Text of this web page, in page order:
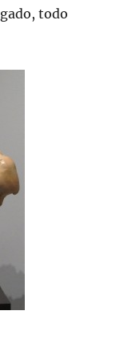
todo